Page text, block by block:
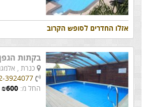
אזלו החדרים לסופש הקרוב
בקתות
כנרת ,
3924077
החל מ:
₪600